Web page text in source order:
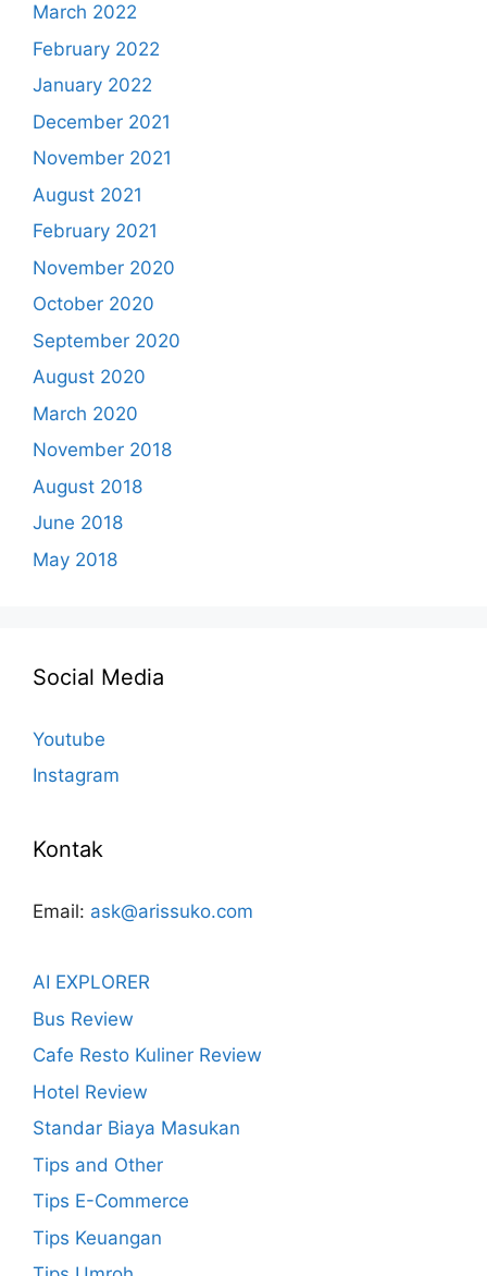
March 2022
February 2022
January 2022
December 2021
November 2021
August 2021
February 2021
November 2020
October 2020
September 2020
August 2020
March 2020
November 2018
August 2018
June 2018
May 2018
Social Media
Youtube
Instagram
Kontak
Email: ask@arissuko.com
AI EXPLORER
Bus Review
Cafe Resto Kuliner Review
Hotel Review
Standar Biaya Masukan
Tips and Other
Tips E-Commerce
Tips Keuangan